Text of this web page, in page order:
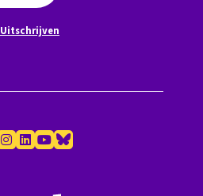
Uitschrijven